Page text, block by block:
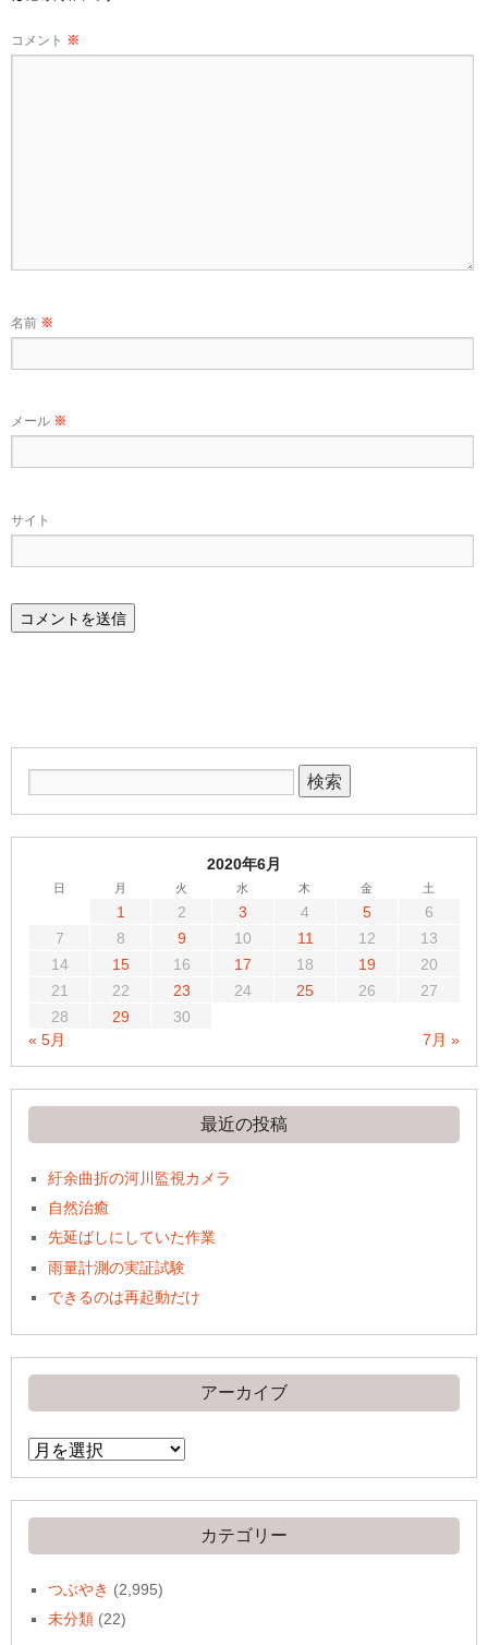
コメント ※
名前 ※
メール ※
サイト
2020年6月
日 月 火 水 木 金 土
1 2 3 4 5
6
7
8 9 10 11 12
13
14
15 16 17 18 19
20
21
22 23 24 25 26
27
28
29
30
« 5月
7月 »
最近の投稿
紆余曲折の河川監視カメラ
自然治癒
先延ばしにしていた作業
雨量計測の実証試験
できるのは再起動だけ
アーカイブ
ア
ー
イ
ブ
カテゴリー
つぶやき (2,995)
未分類 (22)